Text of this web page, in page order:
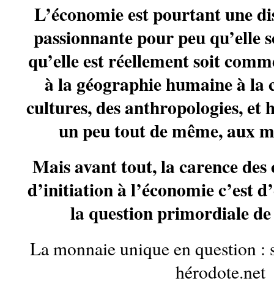
L’économie est pourtant une
passionnante pour peu qu’elle
qu’elle est réellement soit
à la géographie humaine à la
cultures, des anthropologies, et
un peu tout de même, aux
Mais avant tout, la carence des
d’initiation à l’économie c’est
la question primordiale
La monnaie unique en question :
hérodote.net